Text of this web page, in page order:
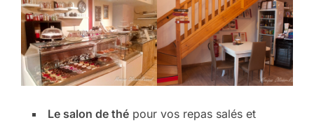
Le salon de thé pour vos repas salés et